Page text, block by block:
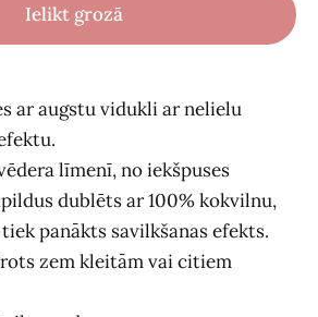
Ielikt grozā
ar augstu vidukli ar nelielu
līmenī, no iekšpuses
dublēts ar 100% kokvilnu,
panākts savilkšanas efekts.
zem kleitām vai citiem